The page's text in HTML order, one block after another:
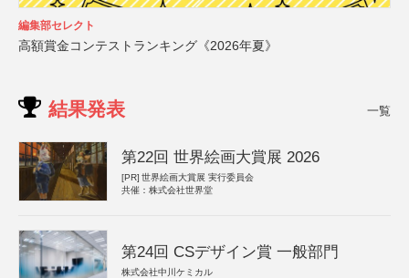
編集部セレクト
高額賞金コンテストランキング《2026年夏》
結果発表 一覧
第22回 世界絵画大賞展 2026
[PR] 世界絵画大賞展 実行委員会
共催：株式会社世界堂
第24回 CSデザイン賞 一般部門
株式会社中川ケミカル